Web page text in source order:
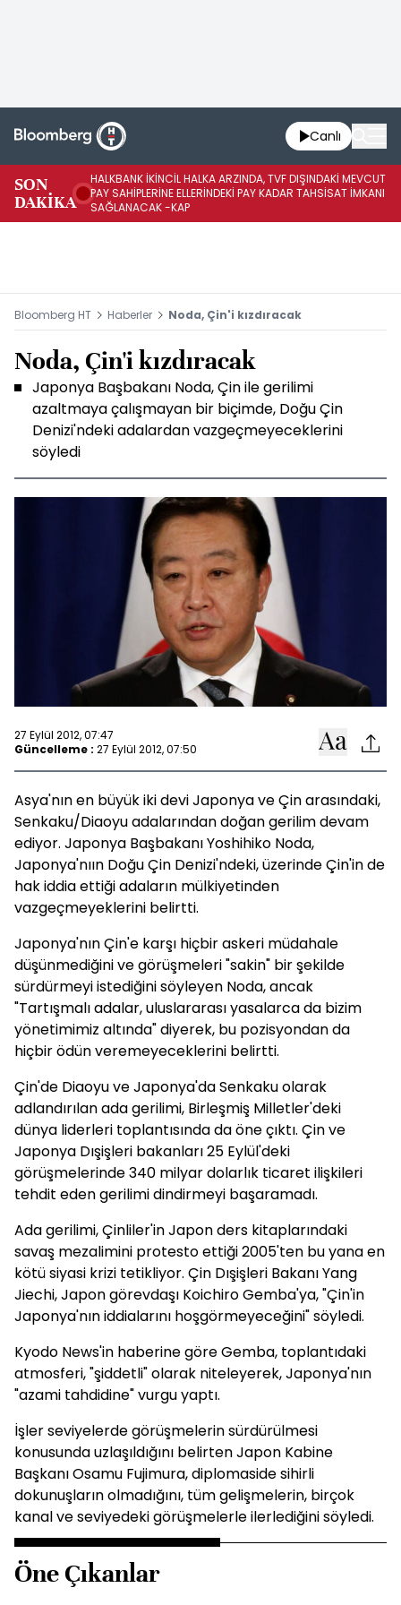
Canlı
SON
DAKİKA
HALKBANK İKİNCİL HALKA ARZINDA, TVF DIŞINDAKİ MEVCUT
PAY SAHİPLERİNE ELLERİNDEKİ PAY KADAR TAHSİSAT İMKANI
SAĞLANACAK -KAP
Bloomberg HT Haberler Noda, Çin'i kızdıracak
Noda, Çin'i kızdıracak
Japonya Başbakanı Noda, Çin ile gerilimi
azaltmaya çalışmayan bir biçimde, Doğu Çin
Denizi'ndeki adalardan vazgeçmeyeceklerini
söyledi
27 Eylül 2012, 07:47
Güncelleme : 27 Eylül 2012, 07:50
Asya'nın en büyük iki devi Japonya ve Çin arasındaki,
Senkaku/Diaoyu adalarından doğan gerilim devam
ediyor. Japonya Başbakanı Yoshihiko Noda,
Japonya'nıın Doğu Çin Denizi'ndeki, üzerinde Çin'in de
hak iddia ettiği adaların mülkiyetinden
vazgeçmeyeklerini belirtti.
Japonya'nın Çin'e karşı hiçbir askeri müdahale
düşünmediğini ve görüşmeleri "sakin" bir şekilde
sürdürmeyi istediğini söyleyen Noda, ancak
"Tartışmalı adalar, uluslararası yasalarca da bizim
yönetimimiz altında" diyerek, bu pozisyondan da
hiçbir ödün veremeyeceklerini belirtti.
Çin'de Diaoyu ve Japonya'da Senkaku olarak
adlandırılan ada gerilimi, Birleşmiş Milletler'deki
dünya liderleri toplantısında da öne çıktı. Çin ve
Japonya Dışişleri bakanları 25 Eylül'deki
görüşmelerinde 340 milyar dolarlık ticaret ilişkileri
tehdit eden gerilimi dindirmeyi başaramadı.
Ada gerilimi, Çinliler'in Japon ders kitaplarındaki
savaş mezalimini protesto ettiği 2005'ten bu yana en
kötü siyasi krizi tetikliyor. Çin Dışişleri Bakanı Yang
Jiechi, Japon görevdaşı Koichiro Gemba'ya, "Çin'in
Japonya'nın iddialarını hoşgörmeyeceğini" söyledi.
Kyodo News'in haberine göre Gemba, toplantıdaki
atmosferi, "şiddetli" olarak niteleyerek, Japonya'nın
"azami tahdidine" vurgu yaptı.
İşler seviyelerde görüşmelerin sürdürülmesi
konusunda uzlaşıldığını belirten Japon Kabine
Başkanı Osamu Fujimura, diplomaside sihirli
dokunuşların olmadığını, tüm gelişmelerin, birçok
kanal ve seviyedeki görüşmelerle ilerlediğini söyledi.
Öne Çıkanlar